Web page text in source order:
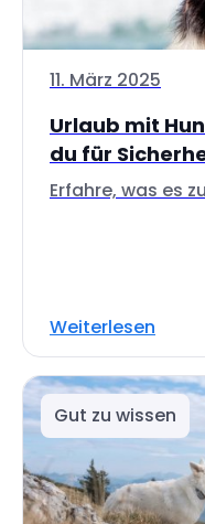
11. März 2025
Urlaub mit
du für
Erfahre, was es
Weiterlesen
Gut zu wissen